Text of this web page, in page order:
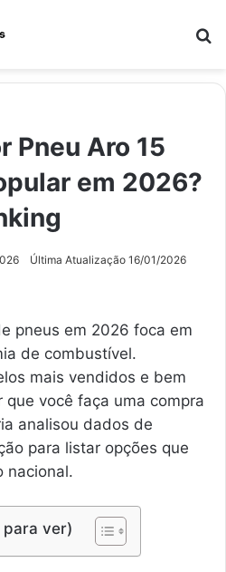
Pneu Aro 15
em 2026?
Última Atualização 16/01/2026
pneus em 2026 foca em
de combustível.
mais vendidos e bem
você faça uma compra
analisou dados de
para listar opções que
nacional.
ver)